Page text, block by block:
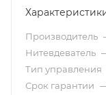
Производитель
Нитевдеватель
Тип управления
Срок гарантии